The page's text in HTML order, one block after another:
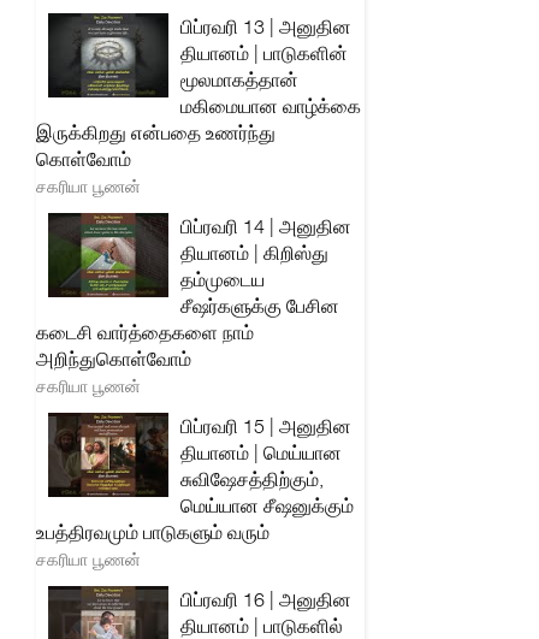
பிப்ரவரி 13 | அனுதின
தியானம் | பாடுகளின்
மூலமாகத்தான்
மகிமையான வாழ்க்கை
இருக்கிறது என்பதை உணர்ந்து
கொள்வோம்
சகரியா பூணன்
பிப்ரவரி 14 | அனுதின
தியானம் | கிறிஸ்து
தம்முடைய
சீஷர்களுக்கு பேசின
கடைசி வார்த்தைகளை நாம்
அறிந்துகொள்வோம்
சகரியா பூணன்
பிப்ரவரி 15 | அனுதின
தியானம் | மெய்யான
சுவிஷேசத்திற்கும்,
மெய்யான சீஷனுக்கும்
உபத்திரவமும் பாடுகளும் வரும்
சகரியா பூணன்
பிப்ரவரி 16 | அனுதின
தியானம் | பாடுகளில்